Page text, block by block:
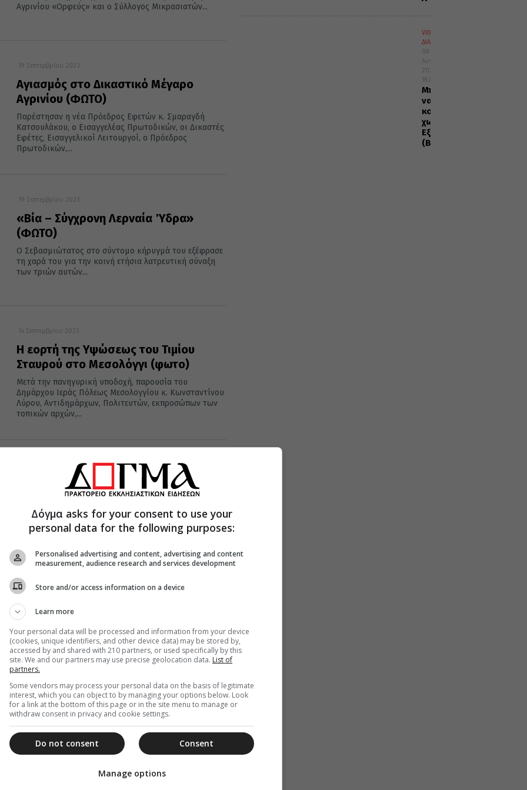
Αγρινίου «Ορφεύς» και ο Σύλλογος Μικρασιατών...
19 Σεπτεμβρίου 2023
Αγιασμός στο Δικαστικό Μέγαρο
Αγρινίου (ΦΩΤΟ)
Παρέστησαν η νέα Πρόεδρος Εφετών κ. Σμαραγδή
Κατσουλάκου, ο Εισαγγελέας Πρωτοδικών, οι Δικαστές
Εφέτες, Εισαγγελικοί Λειτουργοί, ο Πρόεδρος
Πρωτοδικών,...
19 Σεπτεμβρίου 2023
«Βία – Σύγχρονη Λερναία Ύδρα»
(ΦΩΤΟ)
Ο Σεβασμιώτατος στο σύντομο κήρυγμά του εξέφρασε
τη χαρά του για την κοινή ετήσια λατρευτική σύναξη
των τριών αυτών...
14 Σεπτεμβρίου 2023
Η εορτή της Υψώσεως του Τιμίου
Σταυρού στο Μεσολόγγι (φωτο)
Μετά την πανηγυρική υποδοχή, παρουσία του
Δημάρχου Ιεράς Πόλεως Μεσολογγίου κ. Κωνσταντίνου
Λύρου, Αντιδημάρχων, Πολιτευτών, εκπροσώπων των
τοπικών αρχών,...
14 Σεπτεμβρίου 2023
Αγιασμός νέας εκπαιδευτικής χρονιάς
στο Εργαστήρι «Παναγία Ελεούσα»
στο Μεσολόγγι
Ο Σεβασμιώτατος εξέφρασε τη χαρά του για την
καταγράψει μία λαμπρή ιστορία στην...
01 Σεπτεμβρίου 2023
Ο Αιτωλίας Δαμασκηνός στο αρχαίο
θέατρο Πλευρώνας
Ο τόπος μας είναι κατάσπαρτος από μνημεία, τα οποία
γνωρίζετε καλύτερα εσείς οι αρχαιολόγοι. Και αποτελεί
ιδιαίτερη ικανοποίηση ότι...
30 Αυγούστου 2023
Η εορτή του Τιμίου Προδρόμου στον
Πρόδρομο Ξηρομέρου και την
Ανάληψη Τριχωνίδος (ΦΩΤΟ)
VIDEOS
ΔΙΑΦΟΡΑ
08
Αυγούστου
2026
18:22
Μπορώ
να
κοινωνήσω
χωρίς
Εξομολόγηση;
(Βίντεο)
Δόγμα asks for your consent to use your
personal data for the following purposes:
Personalised advertising and content, advertising and content
measurement, audience research and services development
Store and/or access information on a device
Learn more
Your personal data will be processed and information from your device
(cookies, unique identifiers, and other device data) may be stored by,
accessed by and shared with 210 partners, or used specifically by this
site. We and our partners may use precise geolocation data. List of
partners.
Some vendors may process your personal data on the basis of legitimate
interest, which you can object to by managing your options below. Look
for a link at the bottom of this page or in the site menu to manage or
withdraw consent in privacy and cookie settings.
Consent
Do not consent
Manage options